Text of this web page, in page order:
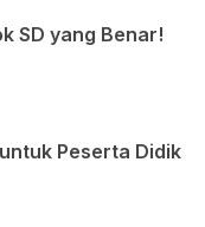
SD yang Benar!
Peserta Didik